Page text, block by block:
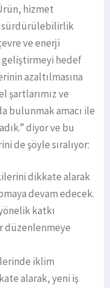
hizmet
sürdürülebilirlik
ve enerji
hedef
azaltılmasına
şartlarımız ve
bulunmak amacı ile
diyor ve bu
de şöyle sıralıyor:
dikkate alarak
devam edecek.
katkı
düzenlenmeye
iklim
alarak, yeni iş